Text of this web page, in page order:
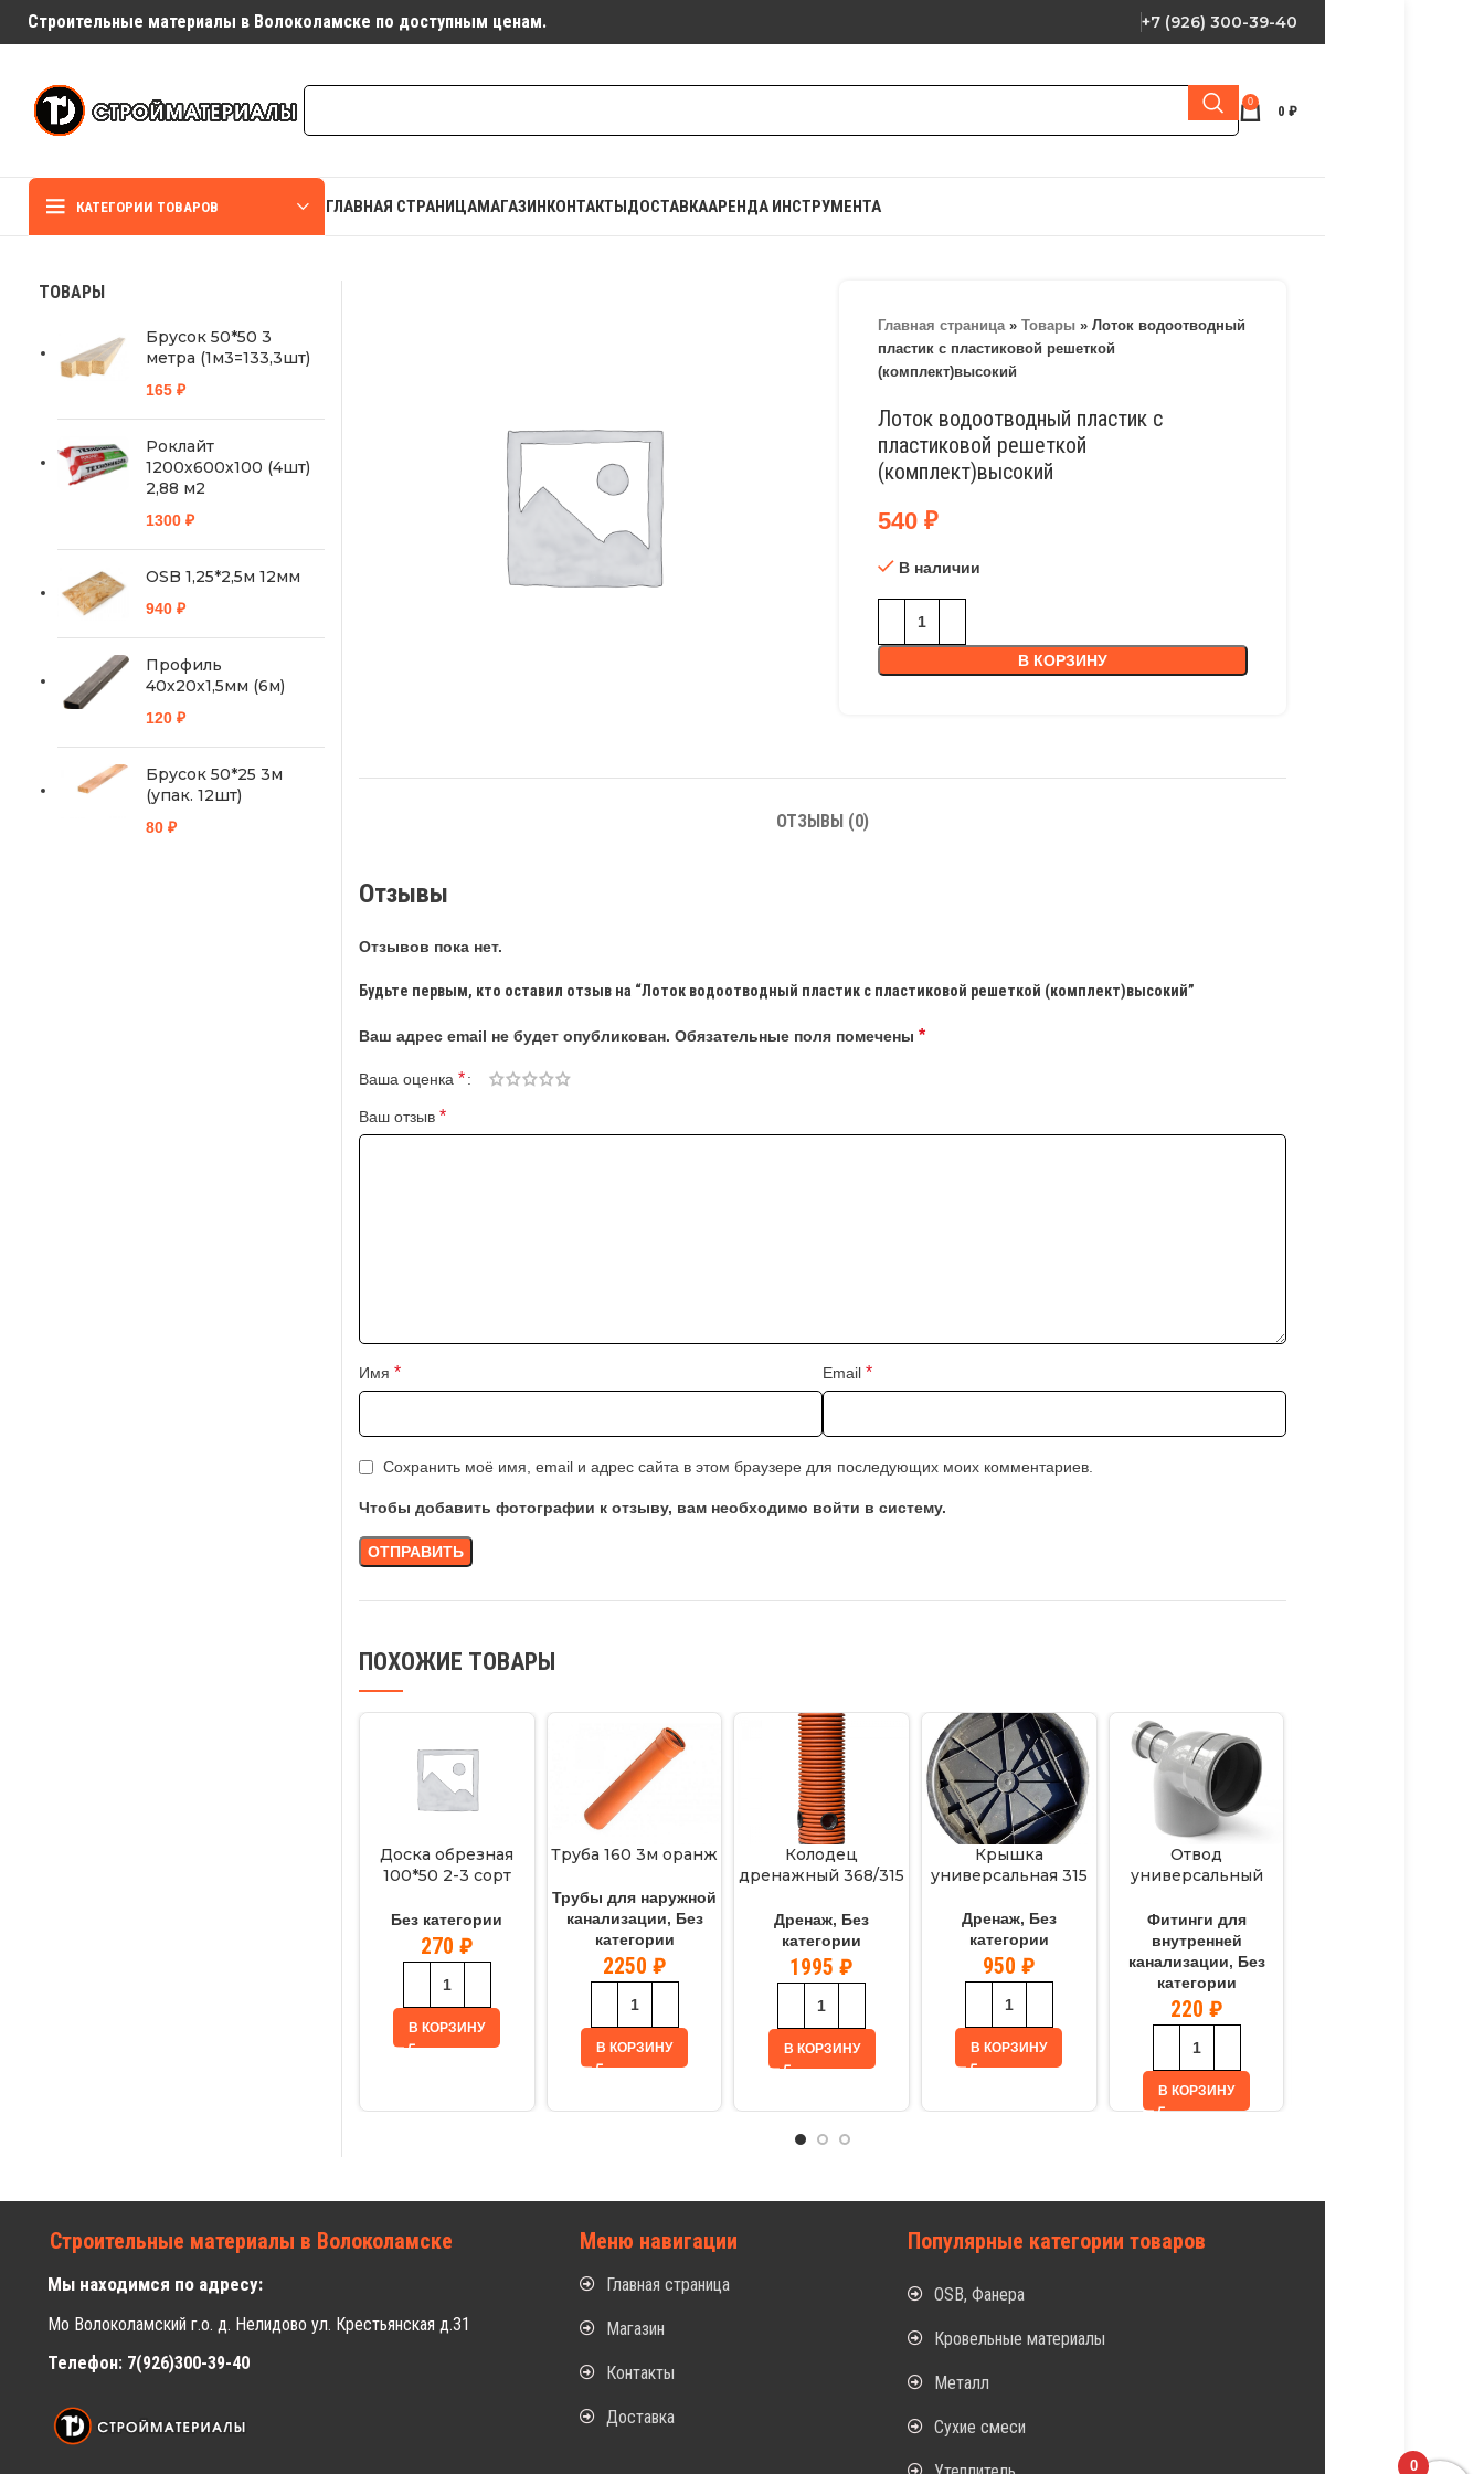
Строительные материалы в Волоколамске по доступным ценам. +7 (926) 300-39-40
0
0 ₽
КАТЕГОРИИ ТОВАРОВ ГЛАВНАЯ СТРАНИЦАМАГАЗИНКОНТАКТЫДОСТАВКААРЕНДА ИНСТРУМЕНТА
Главная страница» Товары » Лоток водоотводный
пластик с пластиковой решеткой
(комплект)высокий
Лоток водоотводный пластик с
пластиковой решеткой
(комплект)высокий
540 ₽
В наличии
В КОРЗИНУ
ОТЗЫВЫ (0)
Отзывы
Отзывов пока нет.
Будьте первым, кто оставил отзыв на “Лоток водоотводный пластик с пластиковой решеткой (комплект)высокий”
Ваш адрес email не будет опубликован. Обязательные поля помечены *
Ваша оценка *
Ваш отзыв *
Имя * Email *
Сохранить моё имя, email и адрес сайта в этом браузере для последующих моих комментариев.
Чтобы добавить фотографии к отзыву, вам необходимо войти в систему.
ПОХОЖИЕ ТОВАРЫ
Доска обрезная
100*50 2-3 сорт
Без категории
270 ₽
В КОРЗИНУ
Труба 160 3м оранж
Трубы для наружной
канализации, Без
категории
2250 ₽
В КОРЗИНУ
Колодец
дренажный 368/315
Дренаж, Без
категории
1995₽
В КОРЗИНУ
Крышка
универсальная 315
Дренаж, Без
категории
950 ₽
В КОРЗИНУ
Отвод
универсальный
Фитинги для
внутренней
канализации, Без
категории
220 ₽
В КОРЗИНУ
ТОВАРЫ
Брусок 50*50 3
метра (1м3=133,3шт)
165 ₽
Роклайт
1200х600х100 (4шт)
2,88 м2
1300 ₽
OSB 1,25*2,5м 12мм
940 ₽
Профиль
40х20х1,5мм (6м)
120 ₽
Брусок 50*25 3м
(упак. 12шт)
80 ₽
Строительные материалы в Волоколамске
Мы находимся по адресу:
Мо Волоколамский г.о. д. Нелидово ул. Крестьянская д.31
Телефон: 7(926)300-39-40
Меню навигации
Главная страница
Магазин
Контакты
Доставка
Популярные категории товаров
OSB, Фанера
Кровельные материалы
Металл
Сухие смеси
0